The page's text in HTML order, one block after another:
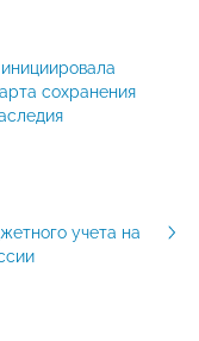
сохранения
учета на